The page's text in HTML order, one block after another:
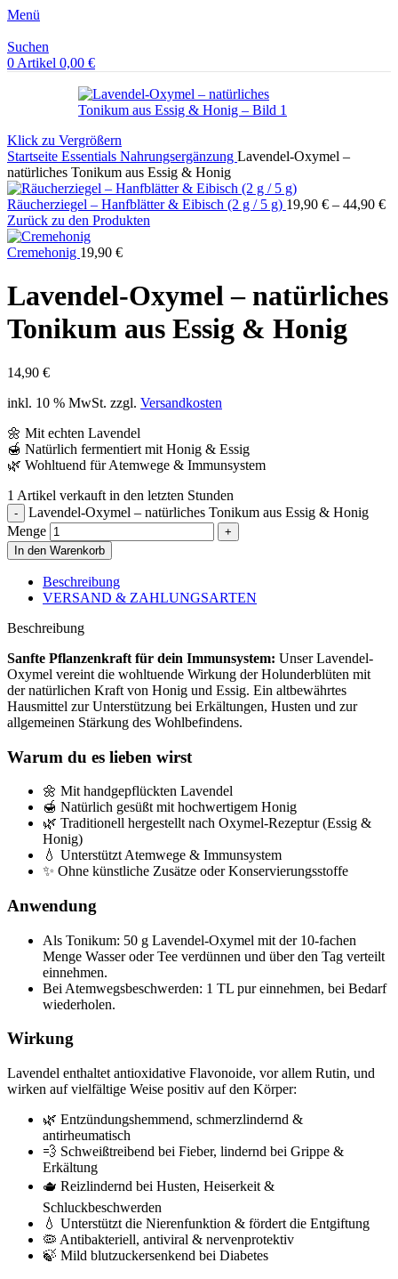
Menü
Suchen
0 Artikel 0,00 €
Klick zu Vergrößern
Startseite Essentials Nahrungsergänzung Lavendel-Oxymel –
natürliches Tonikum aus Essig & Honig
Räucherziegel – Hanfblätter & Eibisch (2 g / 5 g) 19,90 € – 44,90 €
Zurück zu den Produkten
Cremehonig 19,90 €
Lavendel-Oxymel – natürliches
Tonikum aus Essig & Honig
14,90 €
inkl. 10 % MwSt. zzgl. Versandkosten
🌼 Mit echten Lavendel
🍯 Natürlich fermentiert mit Honig & Essig
🌿 Wohltuend für Atemwege & Immunsystem
1 Artikel verkauft in den letzten Stunden
Lavendel-Oxymel – natürliches Tonikum aus Essig & Honig
Menge
In den Warenkorb
Beschreibung
VERSAND & ZAHLUNGSARTEN
Beschreibung
Sanfte Pflanzenkraft für dein Immunsystem: Unser Lavendel-
Oxymel vereint die wohltuende Wirkung der Holunderblüten mit
der natürlichen Kraft von Honig und Essig. Ein altbewährtes
Hausmittel zur Unterstützung bei Erkältungen, Husten und zur
allgemeinen Stärkung des Wohlbefindens.
Warum du es lieben wirst
🌼 Mit handgepflückten Lavendel
🍯 Natürlich gesüßt mit hochwertigem Honig
🌿 Traditionell hergestellt nach Oxymel-Rezeptur (Essig &
Honig)
💧 Unterstützt Atemwege & Immunsystem
✨ Ohne künstliche Zusätze oder Konservierungsstoffe
Anwendung
Als Tonikum: 50 g Lavendel-Oxymel mit der 10-fachen
Menge Wasser oder Tee verdünnen und über den Tag verteilt
einnehmen.
Bei Atemwegsbeschwerden: 1 TL pur einnehmen, bei Bedarf
wiederholen.
Wirkung
Lavendel enthaltet antioxidative Flavonoide, vor allem Rutin, und
wirken auf vielfältige Weise positiv auf den Körper:
🌿 Entzündungshemmend, schmerzlindernd &
antirheumatisch
💨 Schweißtreibend bei Fieber, lindernd bei Grippe &
Erkältung
🫖 Reizlindernd bei Husten, Heiserkeit &
Schluckbeschwerden
💧 Unterstützt die Nierenfunktion & fördert die Entgiftung
🦠 Antibakteriell, antiviral & nervenprotektiv
🍃 Mild blutzuckersenkend bei Diabetes